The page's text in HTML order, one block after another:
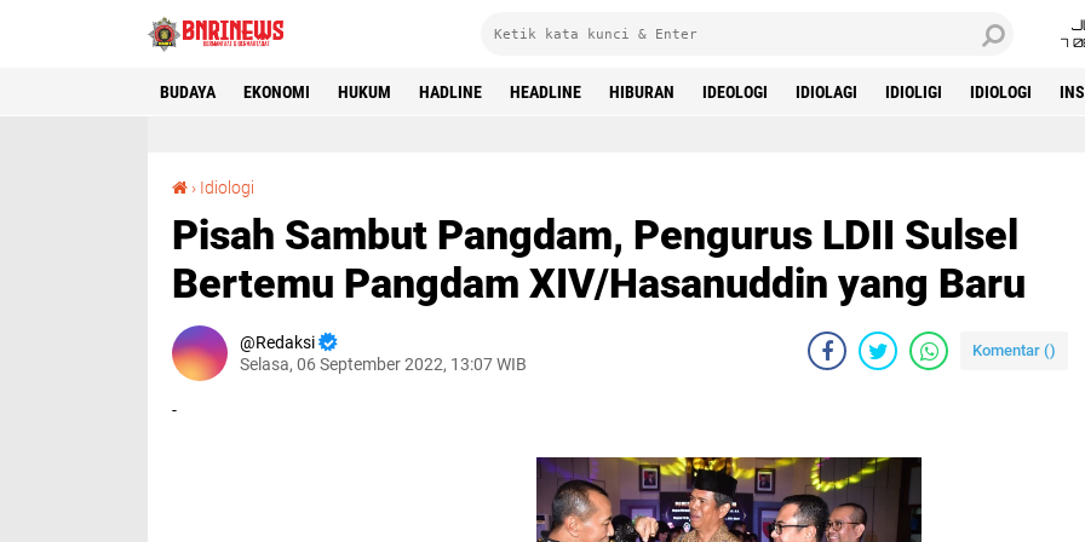
7
BUDAYA EKONOMI HUKUM HADLINE HEADLINE HIBURAN IDEOLOGI IDIOLAGI IDIOLIGI IDIOLOGI
› Idiologi
Pisah Sambut Pangdam, Pengurus LDII Sulsel
Bertemu Pangdam XIV/Hasanuddin yang Baru
Redaksi
Selasa, 06 September 2022, 13:07 WIB
Komentar ()
-